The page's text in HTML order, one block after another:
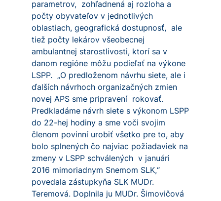
parametrov, zohľadnená aj rozloha a
počty obyvateľov v jednotlivých
oblastiach, geografická dostupnosť, ale
tiež počty lekárov všeobecnej
ambulantnej starostlivosti, ktorí sa v
danom regióne môžu podieľať na výkone
LSPP. „O predloženom návrhu siete, ale i
ďalších návrhoch organizačných zmien
novej APS sme pripravení rokovať.
Predkladáme návrh siete s výkonom LSPP
do 22-hej hodiny a sme voči svojim
členom povinní urobiť všetko pre to, aby
bolo splnených čo najviac požiadaviek na
zmeny v LSPP schválených v januári
2016 mimoriadnym Snemom SLK,“
povedala zástupkyňa SLK MUDr.
Teremová. Doplnila ju MUDr. Šimovičová